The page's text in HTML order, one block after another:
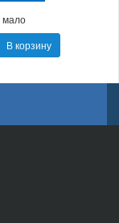
мало
В корзину